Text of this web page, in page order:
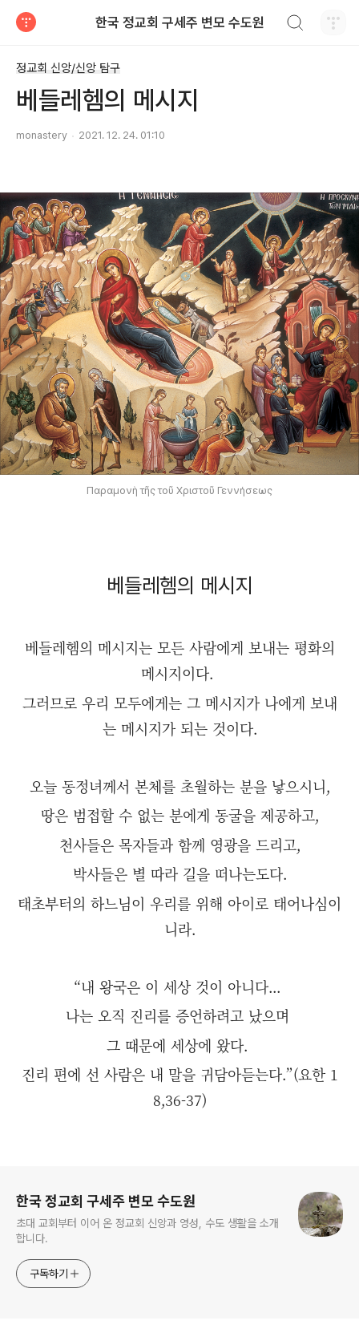
한국 정교회 구세주 변모 수도원
정교회 신앙/신앙 탐구
베들레헴의 메시지
monastery 2021. 12. 24. 01:10
Παραμονὴ τῆς τοῦ Χριστοῦ Γεννήσεως
베들레헴의 메시지
베들레헴의 메시지는 모든 사람에게 보내는 평화의
메시지이다.
그러므로 우리 모두에게는 그 메시지가 나에게 보내
는 메시지가 되는 것이다.
오늘 동정녀께서 본체를 초월하는 분을 낳으시니,
땅은 범접할 수 없는 분에게 동굴을 제공하고,
천사들은 목자들과 함께 영광을 드리고,
박사들은 별 따라 길을 떠나는도다.
태초부터의 하느님이 우리를 위해 아이로 태어나심이
니라.
“내 왕국은 이 세상 것이 아니다...
나는 오직 진리를 증언하려고 났으며
그 때문에 세상에 왔다.
진리 편에 선 사람은 내 말을 귀담아듣는다.”(요한 1
8,36-37)
한국 정교회 구세주 변모 수도원
초대 교회부터 이어 온 정교회 신앙과 영성, 수도 생활을 소개
합니다.
구독하기